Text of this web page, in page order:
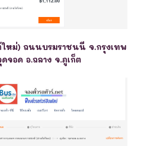
ใหม่) ถนนบรมราชนนี จ.กรุงเทพ
จอด อ.ถลาง จ.ภูเก็ต